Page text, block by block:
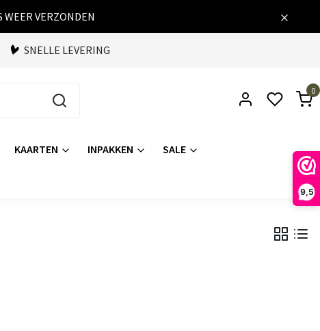
9,5
VERZONDEN
SNELLE LEVERING
0
KAARTEN INPAKKEN SALE